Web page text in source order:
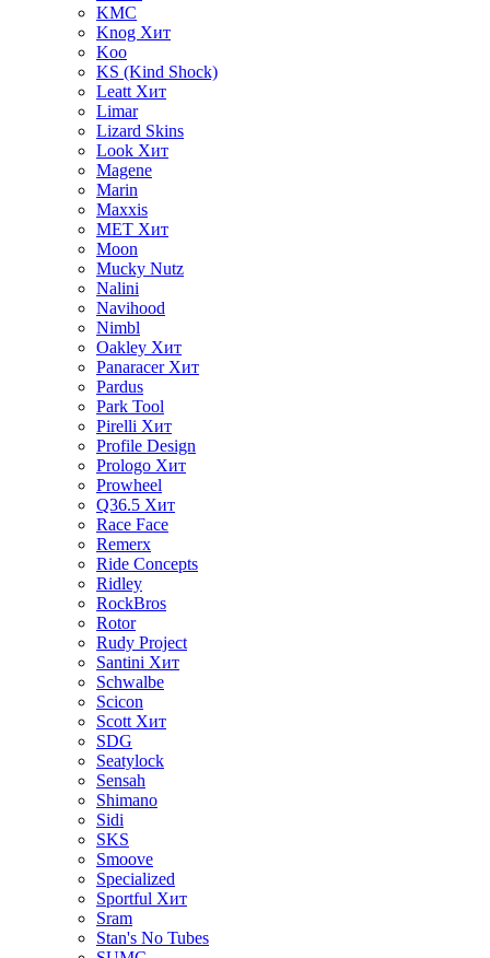
KMC
Knog Хит
Koo
KS (Kind Shock)
Leatt Хит
Limar
Lizard Skins
Look Хит
Magene
Marin
Maxxis
MET Хит
Moon
Mucky Nutz
Nalini
Navihood
Nimbl
Oakley Хит
Panaracer Хит
Pardus
Park Tool
Pirelli Хит
Profile Design
Prologo Хит
Prowheel
Q36.5 Хит
Race Face
Remerx
Ride Concepts
Ridley
RockBros
Rotor
Rudy Project
Santini Хит
Schwalbe
Scicon
Scott Хит
SDG
Seatylock
Sensah
Shimano
Sidi
SKS
Smoove
Specialized
Sportful Хит
Sram
Stan's No Tubes